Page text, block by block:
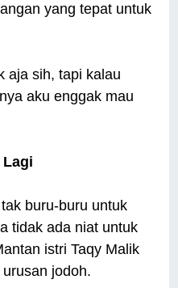
yang tepat untuk
aja sih, tapi kalau
aku enggak mau
Lagi
buru-buru untuk
tidak ada niat untuk
istri Taqy Malik
jodoh.